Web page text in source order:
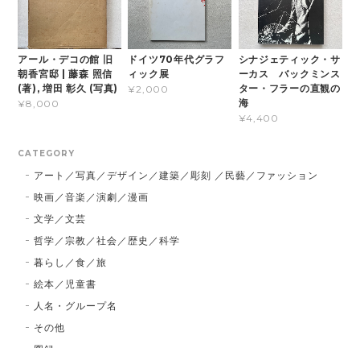
アール・デコの館 旧
朝香宮邸 | 藤森 照信
(著), 増田 彰久 (写真)
¥8,000
ドイツ70年代グラフ
ィック展
¥2,000
シナジェティック・サ
ーカス バックミンス
ター・フラーの直観の
海
¥4,400
CATEGORY
アート／写真／デザイン／建築／彫刻 ／民藝／ファッション
映画／音楽／演劇／漫画
文学／文芸
哲学／宗教／社会／歴史／科学
暮らし／食／旅
絵本／児童書
人名・グループ名
その他